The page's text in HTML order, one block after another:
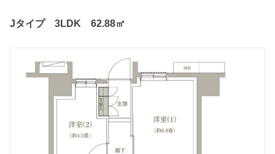
Jタイプ 3LDK 62.88㎡